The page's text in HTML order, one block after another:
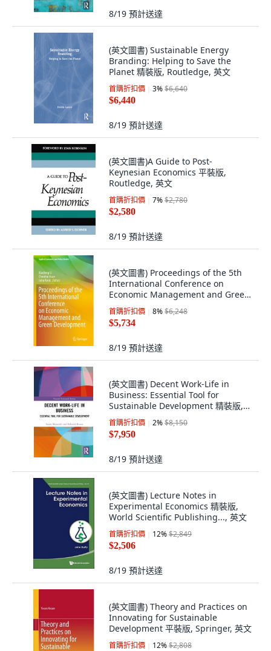
8/19 預計送達
(英文圖書) Sustainable Energy
Branding: Helping to Save the
Planet 精裝版, Routledge, 英文
首購折扣價 3%$6,640
$6,440
8/19 預計送達
(英文圖書)A Guide to Post-
Keynesian Economics 平裝版,
Routledge, 英文
首購折扣價 7%$2,780
$2,580
8/19 預計送達
(英文圖書) Proceedings of the 5th
International Conference on
Economic Management and Green
Development 平裝版, Springer, 英文
首購折扣價 8%$6,248
$5,734
8/19 預計送達
(英文圖書) Decent Work-Life in
Business: Essential Tool for
Sustainable Development 精裝版,
Routledge Chapman & Hall, 英文
首購折扣價 2%$8,150
$7,950
8/19 預計送達
(英文圖書) Lecture Notes in
Experimental Economics 精裝版,
World Scientific Publishing..., 英文
首購折扣價 12%$2,849
$2,506
8/19 預計送達
(英文圖書) Theory and Practices on
Innovating for Sustainable
Development 平裝版, Springer, 英文
首購折扣價 12%$2,808